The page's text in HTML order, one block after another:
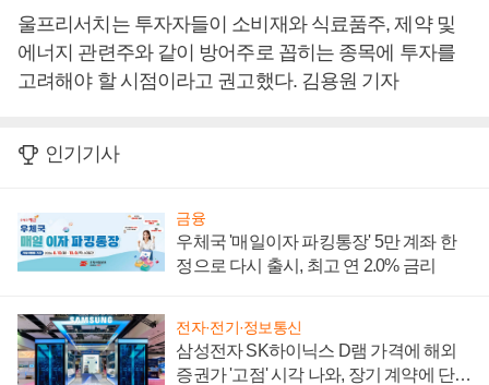
울프리서치는 투자자들이 소비재와 식료품주, 제약 및
에너지 관련주와 같이 방어주로 꼽히는 종목에 투자를
고려해야 할 시점이라고 권고했다. 김용원 기자
인기기사
금융
우체국 '매일이자 파킹통장' 5만 계좌 한
정으로 다시 출시, 최고 연 2.0% 금리
전자·전기·정보통신
삼성전자 SK하이닉스 D램 가격에 해외
증권가 '고점' 시각 나와, 장기 계약에 단점